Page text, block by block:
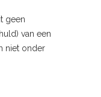
geen
van een
niet onder